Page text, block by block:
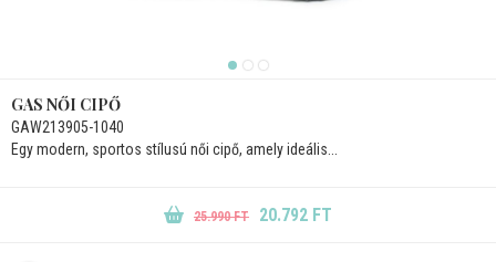
GAS NŐI CIPŐ
GAW213905-1040
Egy modern, sportos stílusú női cipő, amely ideális...
25.990 FT 20.792 FT